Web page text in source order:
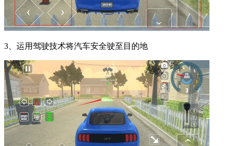
3、运用驾驶技术将汽车安全驶至目的地